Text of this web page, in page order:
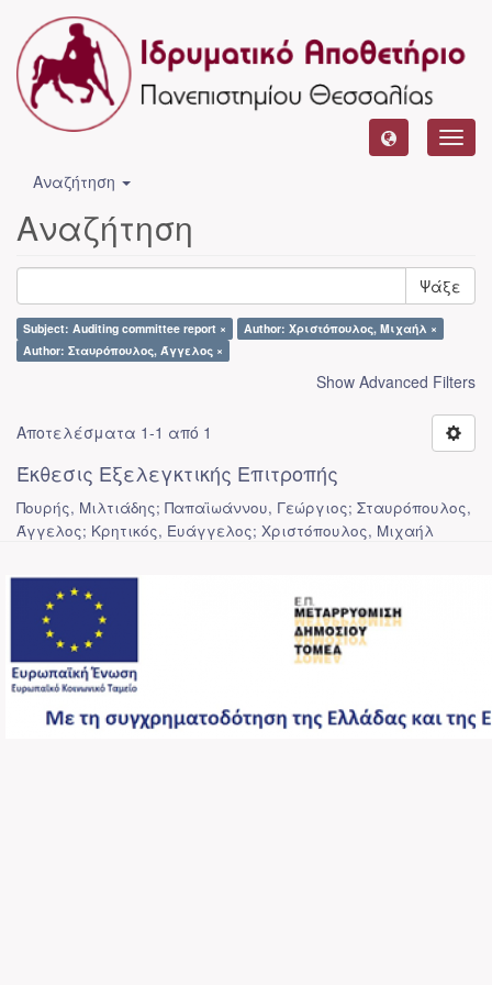
Αναζήτηση
Αναζήτηση
Ψάξε
Subject: Auditing committee report ×
Author: Χριστόπουλος, Μιχαήλ ×
Author: Σταυρόπουλος, Άγγελος ×
Show Advanced Filters
Αποτελέσματα 1-1 από 1
Έκθεσις Εξελεγκτικής Επιτροπής
Πουρής, Μιλτιάδης; Παπαϊωάννου, Γεώργιος; Σταυρόπουλος,
Άγγελος; Κρητικός, Ευάγγελος; Χριστόπουλος, Μιχαήλ